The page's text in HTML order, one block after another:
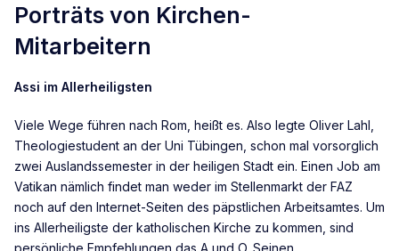
Porträts von Kirchen-
Mitarbeitern
Assi im Allerheiligsten
Viele Wege führen nach Rom, heißt es. Also legte Oliver Lahl,
Theologiestudent an der Uni Tübingen, schon mal vorsorglich
zwei Auslandssemester in der heiligen Stadt ein. Einen Job am
Vatikan nämlich findet man weder im Stellenmarkt der FAZ
noch auf den Internet-Seiten des päpstlichen Arbeitsamtes. Um
ins Allerheiligste der katholischen Kirche zu kommen, sind
persönliche Empfehlungen das A und O. Seinen